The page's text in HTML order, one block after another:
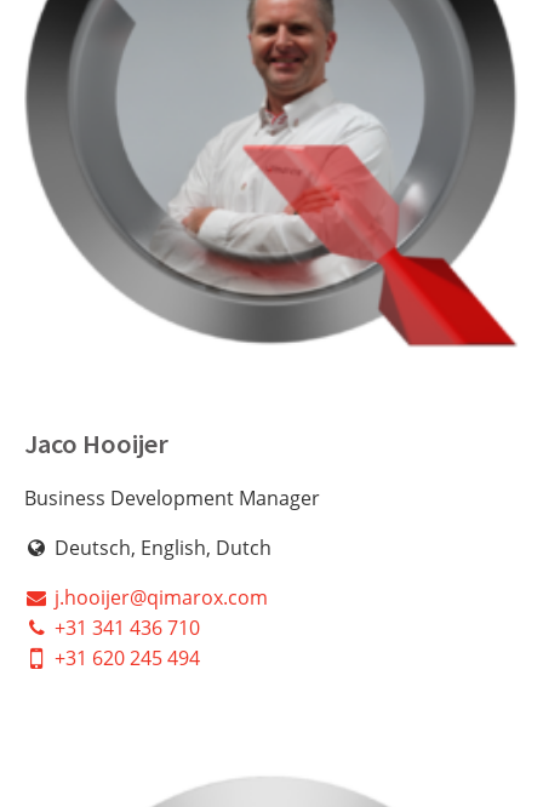
Jaco Hooijer
Business Development Manager
Deutsch, English, Dutch
j.hooijer@qimarox.com
+31 341 436 710
+31 620 245 494